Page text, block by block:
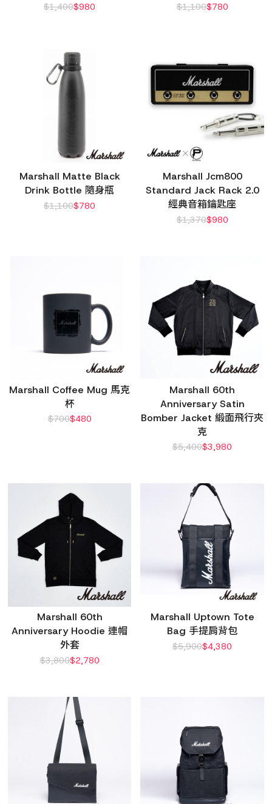
$1,400$980 $1,100$780
Marshall Matte Black
Drink Bottle 隨身瓶
$1,100$780
Marshall Jcm800
Standard Jack Rack 2.0
經典音箱鑰匙座
$1,370$980
Marshall Coffee Mug 馬克
杯
$700$480
Marshall 60th
Anniversary Satin
Bomber Jacket 緞面飛行夾
克
$5,400$3,980
Marshall 60th
Anniversary Hoodie 連帽
外套
$3,800$2,780
Marshall Uptown Tote
Bag 手提肩背包
$5,900$4,380